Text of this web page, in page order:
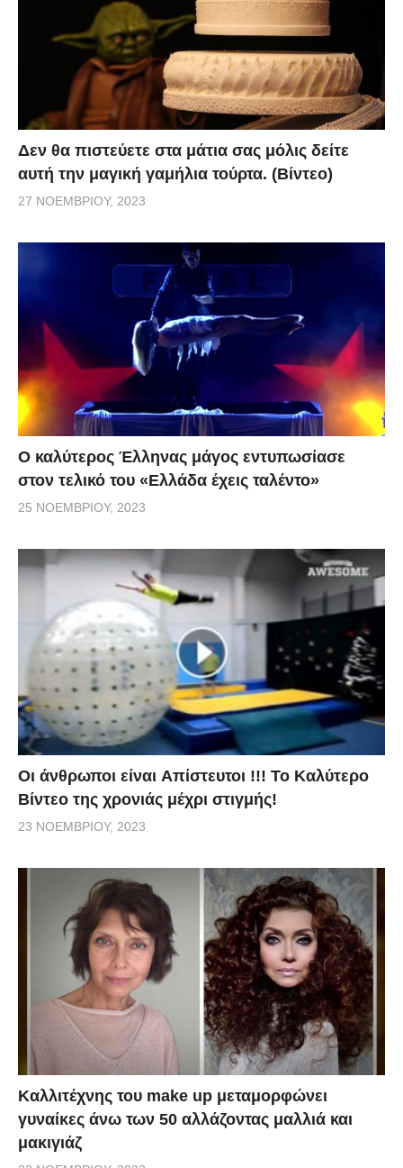
Δεν θα πιστεύετε στα μάτια σας μόλις δείτε
αυτή την μαγική γαμήλια τούρτα. (Βίντεο)
27 ΝΟΕΜΒΡΊΟΥ, 2023
Ο καλύτερος Έλληνας μάγος εντυπωσίασε
στον τελικό του «Ελλάδα έχεις ταλέντο»
25 ΝΟΕΜΒΡΊΟΥ, 2023
Οι άνθρωποι είναι Aπίστευτοι !!! To Καλύτερο
Βίντεο της χρονιάς μέχρι στιγμής!
23 ΝΟΕΜΒΡΊΟΥ, 2023
Καλλιτέχνης του make up μεταμορφώνει
γυναίκες άνω των 50 αλλάζοντας μαλλιά και
μακιγιάζ